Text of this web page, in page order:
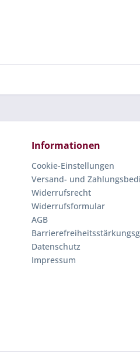
Informationen
Cookie-Einstellungen
Versand- und
Widerrufsrecht
Widerrufsformular
AGB
Datenschutz
Impressum